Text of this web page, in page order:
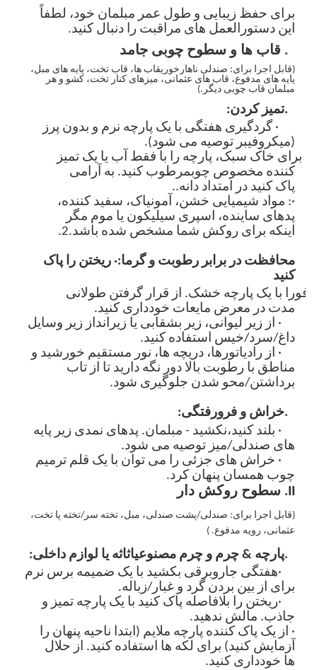
برای حفظ زیبایی و طول عمر مبلمان خود، لطفاً
این دستورالعمل های مراقبت را دنبال کنید.
(قابل اجرا برای: صندلی ناهارخوریقاب ها، قاب تخت، پایه های مبل،
پایه های مدفوع، قاب های عثمانی، میزهای کنار تخت، کشو و هر
مبلمان قاب چوبی دیگر.)
تمیز کردن:
· گردگیری هفتگی با یک پارچه نرم و بدون پرز
(میکروفیبر توصیه می شود).
· برای خاک سبک، پارچه را با فقط آب یا یکتمیز
کننده مخصوص چوبمرطوب کنید. به آرامی
پاک کنید در امتداد دانه.
.
·: مواد شیمیایی خشن، آمونیاک، سفید کننده،
پدهای ساینده، اسپری سیلیکون یا موم مگر
اینکه برای روکش شما مشخص شده باشد.2.
محافظت در برابر رطوبت و گرما:· ریختن را پاک
کنید
فورا با یک پارچه خشک. از قرار گرفتن طولانی
مدت در معرض مایعات خودداری کنید.
· از زیر لیوانی، زیر بشقابی یا زیرانداز زیر وسایل
داغ/سرد/خیس استفاده کنید.
· از رادیاتورها، دریچه ها، نور مستقیم خورشید و
مناطق با رطوبت بالا دور نگه دارید تا از تاب
برداشتن/محو شدن جلوگیری شود.
خراش و فرورفتگی:
· بلند کنید،نکشید - مبلمان. پدهای نمدی زیر پایه
های صندلی/میز توصیه می شود.
· خراش های جزئی را می توان با یک قلم ترمیم
چوب همسان پنهان کرد.
II. سطوح روکش دار
(قابل اجرا برای: صندلی/پشت صندلی، مبل، تخته سر/تخته پا تخت،
عثمانی، رویه مدفوع.
)
پارچه & چرم و چرم مصنوعیاثاثه یا لوازم داخلی:
·هفتگی جاروبرقی بکشید با یک ضمیمه برس نرم
برای از بین بردن گرد و غبار/زباله.
·ریختن را بلافاصله پاک کنید با یک پارچه تمیز و
جاذب. مالش ندهید.
· از یک پاک کننده پارچه ملایم (ابتدا ناحیه پنهان را
آزمایش کنید) برای لکه ها استفاده کنید. از حلال
ها خودداری کنید.